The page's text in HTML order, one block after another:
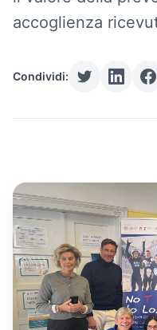
accoglienza
Condividi: